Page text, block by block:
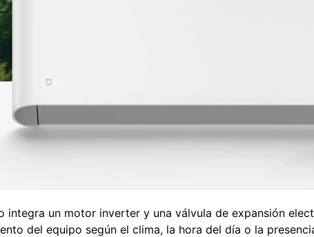
integra un motor inverter y una válvula de expansión
del equipo según el clima, la hora del día o la